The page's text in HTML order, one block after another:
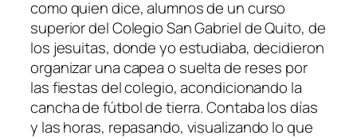
como quien dice, alumnos de un curso
superior del Colegio San Gabriel de Quito, de
los jesuitas, donde yo estudiaba, decidieron
organizar una capea o suelta de reses por
las fiestas del colegio, acondicionando la
cancha de fútbol de tierra. Contaba los días
y las horas, repasando, visualizando lo que